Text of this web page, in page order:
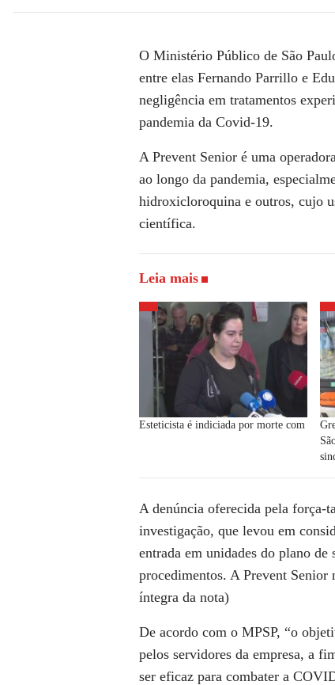
MP denuncia donos da Prevent Senior por
O Ministério Público de São
entre elas Fernando Parrillo e
negligência em tratamentos
pandemia da Covid-19.
A Prevent Senior é uma
ao longo da pandemia,
hidroxicloroquina e outros, cujo
científica.
Leia mais
Esteticista é indiciada por morte com
A denúncia oferecida pela força-
investigação, que levou em
entrada em unidades do plano de
procedimentos. A Prevent
íntegra da nota)
De acordo com o MPSP, “o
pelos servidores da empresa, a
ser eficaz para combater a